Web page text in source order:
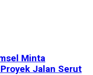
Minta
Jalan Serut